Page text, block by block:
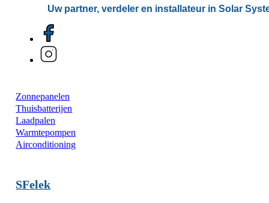
Uw partner, verdeler en installateur in Solar
Zonnepanelen
Thuisbatterijen
Laadpalen
Warmtepompen
Airconditioning
SFelek